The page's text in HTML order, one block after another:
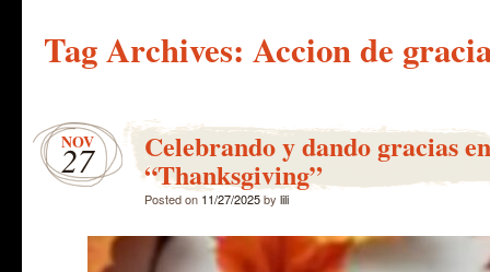
Tag Archives: Accion de
NOV
27 Celebrando y dando gracias en
“Thanksgiving”
Posted on 11/27/2025by lili